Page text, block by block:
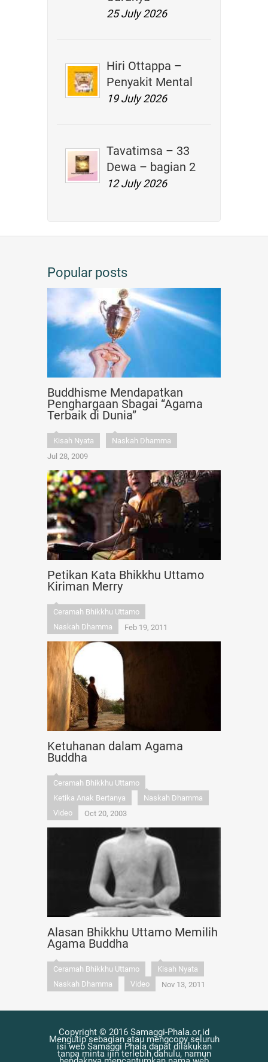
25 July 2026
Hiri Ottappa –
Penyakit Mental
19 July 2026
Tavatimsa – 33
Dewa – bagian 2
12 July 2026
Popular posts
Buddhisme Mendapatkan
Penghargaan Sbagai “Agama
Terbaik di Dunia”
Kisah Nyata
Naskah Dhamma
Jul 28, 2009
Petikan Kata Bhikkhu Uttamo
Kiriman Merry
Ceramah Bhikkhu Uttamo
Naskah Dhamma
Feb 19, 2011
Ketuhanan dalam Agama
Buddha
Ceramah Bhikkhu Uttamo
Ketika Anak Bertanya
Naskah Dhamma
Video
Oct 20, 2003
Alasan Bhikkhu Uttamo Memilih
Agama Buddha
Ceramah Bhikkhu Uttamo
Kisah Nyata
Naskah Dhamma
Video Nov 13, 2011
Copyright © 2016 Samaggi-Phala.or.id
Mengutip sebagian atau mengcopy seluruh
isi web Samaggi Phala dapat dilakukan
tanpa minta ijin terlebih dahulu, namun